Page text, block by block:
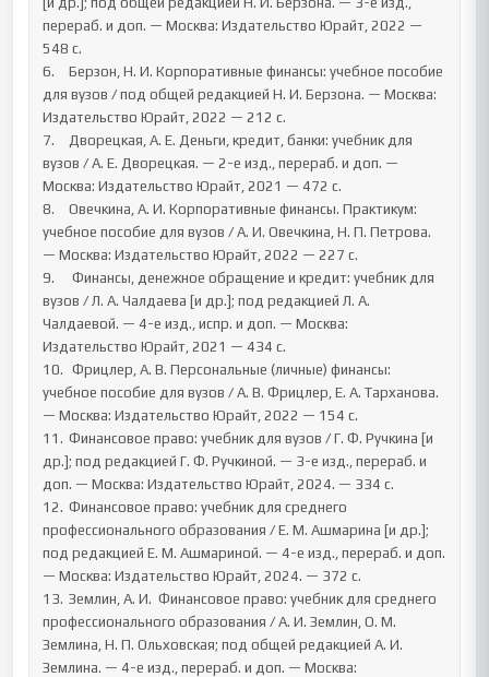
перераб. и доп. — Москва: Издательство Юрайт, 2022 —
548 с.
6.	Берзон, Н. И. Корпоративные финансы: учебное пособие
для вузов / под общей редакцией Н. И. Берзона. — Москва:
Издательство Юрайт, 2022 — 212 с.
7.	Дворецкая, А. Е. Деньги, кредит, банки: учебник для
вузов / А. Е. Дворецкая. — 2-е изд., перераб. и доп. —
Москва: Издательство Юрайт, 2021 — 472 с.
8.	Овечкина, А. И. Корпоративные финансы. Практикум:
учебное пособие для вузов / А. И. Овечкина, Н. П. Петрова.
— Москва: Издательство Юрайт, 2022 — 227 с.
9.	 Финансы, денежное обращение и кредит: учебник для
вузов / Л. А. Чалдаева [и др.]; под редакцией Л. А.
Чалдаевой. — 4-е изд., испр. и доп. — Москва:
Издательство Юрайт, 2021 — 434 с.
10.	 Фрицлер, А. В. Персональные (личные) финансы:
учебное пособие для вузов / А. В. Фрицлер, Е. А. Тарханова.
— Москва: Издательство Юрайт, 2022 — 154 с.
11.	Финансовое право: учебник для вузов / Г. Ф. Ручкина [и
др.]; под редакцией Г. Ф. Ручкиной. — 3-е изд., перераб. и
доп. — Москва: Издательство Юрайт, 2024. — 334 с.
12.	Финансовое право: учебник для среднего
профессионального образования / Е. М. Ашмарина [и др.];
под редакцией Е. М. Ашмариной. — 4-е изд., перераб. и доп.
— Москва: Издательство Юрайт, 2024. — 372 с.
13.	Землин, А. И.  Финансовое право: учебник для среднего
профессионального образования / А. И. Землин, О. М.
Землина, Н. П. Ольховская; под общей редакцией А. И.
Землина. — 4-е изд., перераб. и доп. — Москва: